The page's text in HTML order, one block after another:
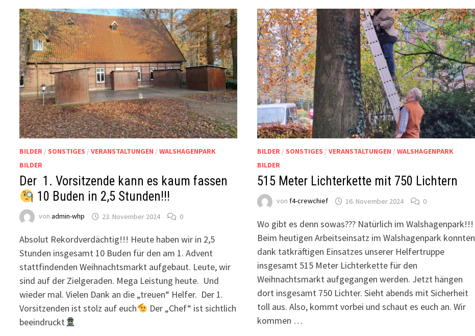
BILDER / SONSTIGES /VERANSTALTUNGEN /WALSHAGENPARK
BILDER
Der 1. Vorsitzende kann es kaum fassen
10 Buden in 2,5 Stunden!!!
vonadmin-whp 23. November 2024 0
Absolut Rekordverdächtig!!! Heute haben wir in 2,5
Stunden insgesamt 10 Buden für den am 1. Advent
stattfindenden Weihnachtsmarkt aufgebaut. Leute, wir
sind auf der Zielgeraden. Mega Leistung heute. Und
wieder mal. Vielen Dank an die „treuen“ Helfer. Der 1.
Vorsitzenden ist stolz auf euch
Der „Chef“ ist sichtlich
beeindruckt
BILDER/ SONSTIGES / VERANSTALTUNGEN / WALSHAGENPARK
BILDER
515 Meter Lichterkette mit 750 Lichtern
von f4-crewchief 16. November 2024 0
Wo gibt es denn sowas??? Natürlich im Walshagenpark!!!
Beim heutigen Arbeitseinsatz im Walshagenpark konnten
dank tatkräftigen Einsatzes unserer Helfertruppe
insgesamt 515 Meter Lichterkette für den
Weihnachtsmarkt aufgegangen werden. Jetzt hängen
dort insgesamt 750 Lichter. Sieht abends mit Sicherheit
toll aus. Also, kommt vorbei und schaut es euch an. Wir
kommen …